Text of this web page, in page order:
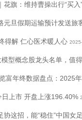
花旗：维持曹操出行“买入
元旦假期运输预计发送旅
得解 仁心医术暖人心
型概念股龙头名单，值
富年终数据盘点：2025
日上市 开盘上涨196.40%
协这招，能“稳住”中国女